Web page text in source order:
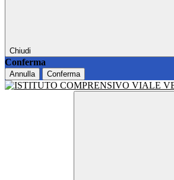
Chiudi
Conferma
Annulla Conferma